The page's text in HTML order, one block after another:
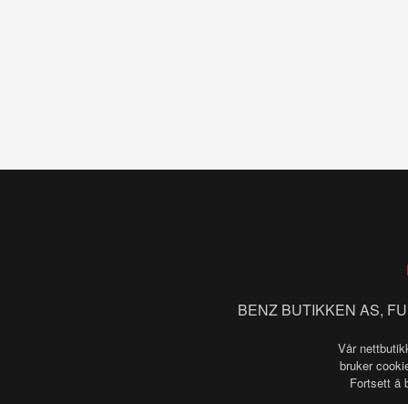
BENZ BUTIKKEN AS,
Vår
bruker
Fortsett å